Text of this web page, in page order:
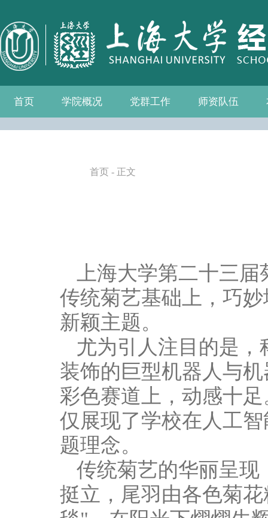
首页 学院概况
学院介绍 学院简介
发展历程
历任院长
现任领导
组织机构
学院愿景
党群工作
党务公开
党的建设
群众团体 工会
青联会
妇委会
退管会
学院制度
师资队伍
教师名录
人事专栏
招聘信息
博士后流动站
首页 - 正文
上海大学第二十三
传统菊艺基础上，巧
新颖主题。
尤为引人注目的是
装饰的巨型机器人与
彩色赛道上，动感十
仅展现了学校在人工
题理念。
传统菊艺的华丽呈
挺立，尾羽由各色菊